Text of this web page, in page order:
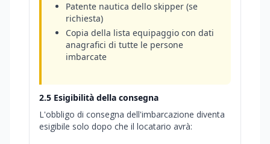
Patente nautica dello skipper (se
richiesta)
Copia della lista equipaggio con dati
anagrafici di tutte le persone
imbarcate
2.5 Esigibilità della consegna
L'obbligo di consegna dell'imbarcazione diventa
esigibile solo dopo che il locatario avrà: